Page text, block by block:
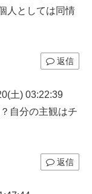
人としては同情
返信
土) 03:22:39
自分の主観はチ
返信